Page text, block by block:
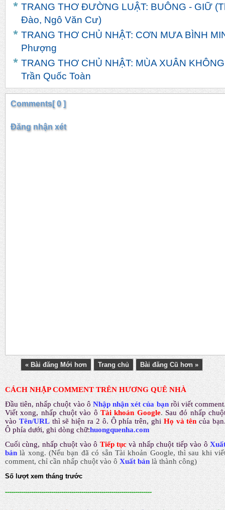
TRANG THƠ ĐƯỜNG LUẬT: BUÔNG - GIỮ
Đào, Ngô Văn Cư)
TRANG THƠ CHỦ NHẬT: CƠN MƯA BÌNH
Phượng
TRANG THƠ CHỦ NHẬT: MÙA XUÂN
Trần Quốc Toàn
Comments[ 0 ]
Đăng nhận xét
« Bài đăng Mới hơn Trang chủ Bài đăng Cũ hơn »
CÁCH NHẬP COMMENT TRÊN HƯƠNG QUÊ NHÀ
Đầu tiên, nhấp chuột vào ô Nhập nhận xét của bạn rồi viết comment
Viết xong, nhấp chuột vào ô Tài khoản Google. Sau đó nhấp
vào Tên/URL thì sẽ hiện ra 2 ô. Ô phía trên, ghi Họ và tên của
Ô phía dưới, ghi dòng chữ:huongquenha.com
Cuối cùng, nhấp chuột vào ô Tiếp tục và nhấp chuột tiếp vào ô
bản là xong.(Nếu bạn đã có sẵn Tài khoản Google, thì sau khi
comment, chỉ cần nhấp chuột vào ô Xuất bản là thành công)
Số lượt xem tháng trước
-------------------------------------------------------------------------